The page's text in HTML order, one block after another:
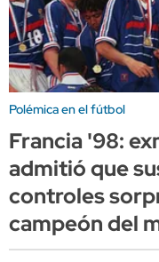
Polémica en el fútbol
Francia '98:
admitió que
controles
campeón del